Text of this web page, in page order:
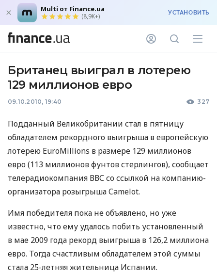
Multi от Finance.ua
(8,9K+) УСТАНОВИТЬ
Британец выиграл в лотерею
129 миллионов евро
09.10.2010, 19:40 327
Подданный Великобритании стал в пятницу
обладателем рекордного выигрыша в европейскую
лотерею EuroMillions в размере 129 миллионов
евро (113 миллионов фунтов стерлингов), сообщает
телерадиокомпания ВВС со ссылкой на компанию-
организатора розыгрыша Camelot.
Имя победителя пока не объявлено, но уже
известно, что ему удалось побить установленный
в мае 2009 года рекорд выигрыша в 126,2 миллиона
евро. Тогда счастливым обладателем этой суммы
стала 25-летняя жительница Испании.